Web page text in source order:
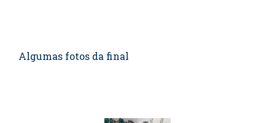
Algumas fotos da final